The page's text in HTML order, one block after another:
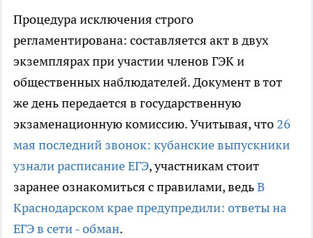
Процедура исключения строго
регламентирована: составляется акт в двух
экземплярах при участии членов ГЭК и
общественных наблюдателей. Документ в тот
же день передается в государственную
экзаменационную комиссию. Учитывая, что 26
мая последний звонок: кубанские выпускники
узнали расписание ЕГЭ, участникам стоит
заранее ознакомиться с правилами, ведьВ
Краснодарском крае предупредили: ответы на
ЕГЭ в сети - обман.